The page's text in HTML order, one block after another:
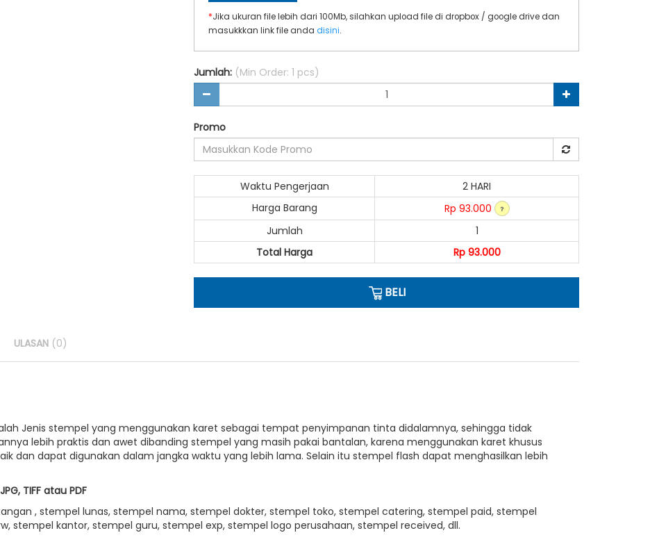
*Jika ukuran file lebih dari 100Mb, silahkan upload file di dropbox / google drive dan
masukkkan link file anda disini.
Jumlah: (Min Order: 1 pcs)
Promo
Waktu Pengerjaan
2 HARI
Harga Barang
Rp 93.000
Jumlah
1
Total Harga
Rp 93.000
BELI
ULASAN (0)
Jenis stempel yang menggunakan karet sebagai tempat penyimpanan tinta didalamnya, sehingga tidak
lebih praktis dan awet dibanding stempel yang masih pakai bantalan, karena menggunakan karet khusus
dan dapat digunakan dalam jangka waktu yang lebih lama. Selain itu stempel flash dapat menghasilkan lebih
TIFF atau PDF
, stempel lunas, stempel nama, stempel dokter, stempel toko, stempel catering, stempel paid, stempel
stempel kantor, stempel guru, stempel exp, stempel logo perusahaan, stempel received, dll.